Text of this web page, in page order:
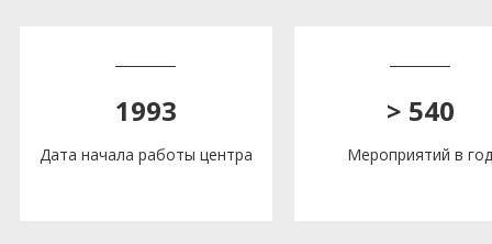
1993
Дата начала работы центра
> 540
Мероприятий в год